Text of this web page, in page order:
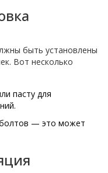
быть установлены
Вот несколько
пасту для
болтов — это может